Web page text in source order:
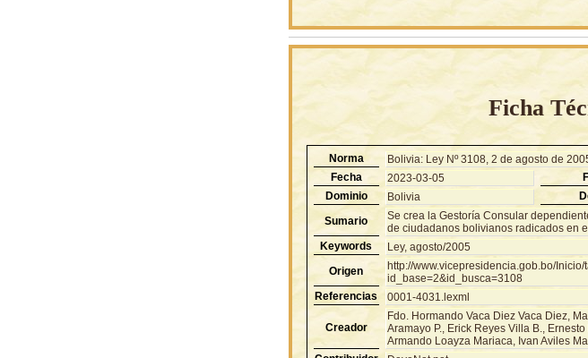
Ficha
Norma
Bolivia: Ley Nº 3108, 2 de agosto de
Fecha
2023-03-05
Dominio
Bolivia
Sumario
Se crea la Gestoría Consular
de ciudadanos bolivianos radicados en
Keywords
Ley, agosto/2005
Origen
http://www.vicepresidencia.gob.bo/
id_base=2&id_busca=3108
Referencias
0001-4031.lexml
Creador
Fdo. Hormando Vaca Diez Vaca Diez,
Aramayo P., Erick Reyes Villa B.,
Armando Loayza Mariaca, Ivan Aviles